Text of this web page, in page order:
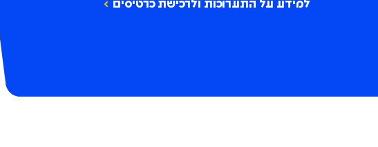
למידע על התערוכות ולרכישת כרטיסים